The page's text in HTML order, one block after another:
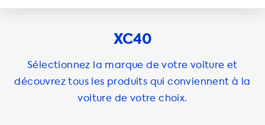
XC40
Sélectionnez la marque de votre voiture et
découvrez tous les produits qui conviennent à la
voiture de votre choix.